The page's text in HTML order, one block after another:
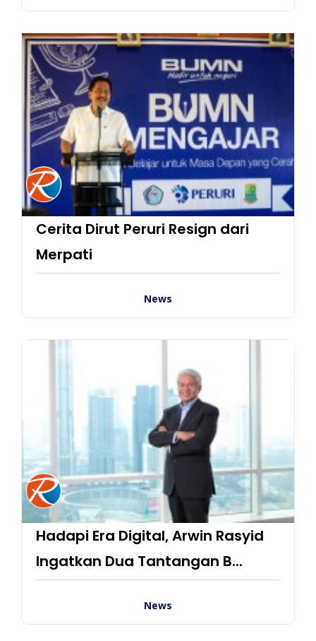
Cerita Dirut Peruri Resign dari
Merpati
News
Hadapi Era Digital, Arwin Rasyid
Ingatkan Dua Tantangan B...
News